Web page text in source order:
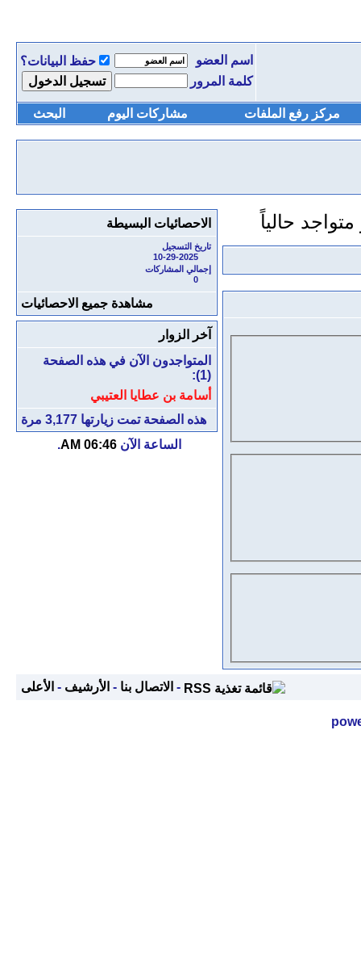
اسم العضو
حفظ البيانات؟
كلمة المرور
مركز رفع الملفات مشاركات اليوم البحث
الاحصائيات البسيطة
تاريخ التسجيل
10-29-2025
إجمالي المشاركات
0
مشاهدة جميع الاحصائيات
آخر الزوار
المتواجدون الآن في هذه الصفحة
(1):
أسامة بن عطايا العتيبي
هذه الصفحة تمت زيارتها 3,177 مرة
الساعة الآن 06:46 AM
.
- الاتصال بنا - الأرشيف - الأعلى